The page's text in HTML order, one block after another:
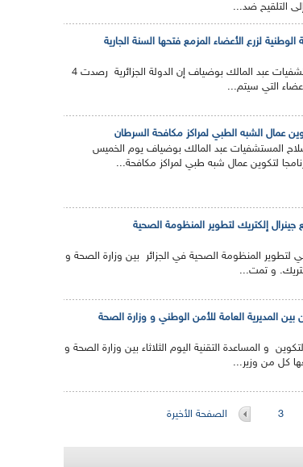
إلى التلقيح ضد...
قال وزير الصحة و السكان و إصلاح المستشفيات عبد المالك بوضياف إن الدولة الجزائرية رصدت 4
التي سيتم...
عمال الشبه الطبي لمراكز مكافحة السرطان
المستشفيات عبد المالك بوضياف يوم الخميس
برنامجا لتكوين عمال شبه طبي لمراكز مكافحة...
جينرال إلكتريك لتطوير المنظومة الصحية
لتطوير المنظومة الصحية في الجزائر بين وزارة الصحة و
و تمت...
المديرية العامة للأمن الوطني و وزارة الصحة
و المساعدة التقنية اليوم الثلاثاء بين وزارة الصحة و
كل من وزير...
3 الصفحة الأخيرة